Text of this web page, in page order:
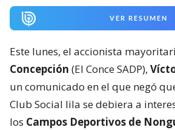
VER RESUMEN
Este lunes, el accionista
Concepción (El Conce SADP),
un comunicado en el que negó
Club Social lila se debiera a
los Campos Deportivos de